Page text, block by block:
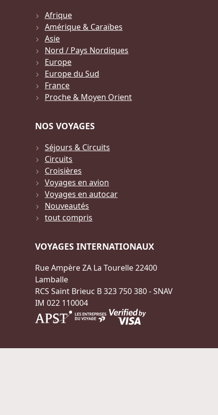
Afrique
Amérique & Caraïbes
Asie
Nord / Pays Nordiques
Europe
Europe du Sud
France
Proche & Moyen Orient
NOS VOYAGES
Séjours & Circuits
Circuits
Croisières
Voyages en avion
Voyages en autocar
Nouveautés
tout compris
VOYAGES INTERNATIONAUX
Rue Ampère ZA La Tourelle 22400
Lamballe
RCS Saint Brieuc B 323 750 380 - SNAV
IM 022 110004